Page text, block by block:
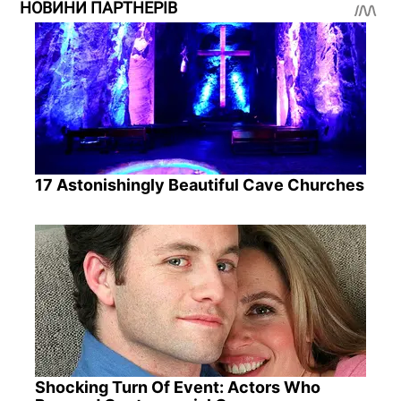
НОВИНИ ПАРТНЕРІВ
17 Astonishingly Beautiful Cave Churches
Shocking Turn Of Event: Actors Who